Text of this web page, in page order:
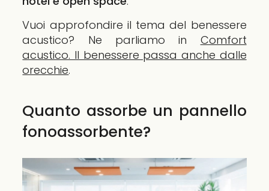
Vuoi approfondire il tema del benessere
acustico? Ne parliamo in Comfort
acustico. Il benessere passa anche dalle
orecchie.
Quanto assorbe un pannello
fonoassorbente?